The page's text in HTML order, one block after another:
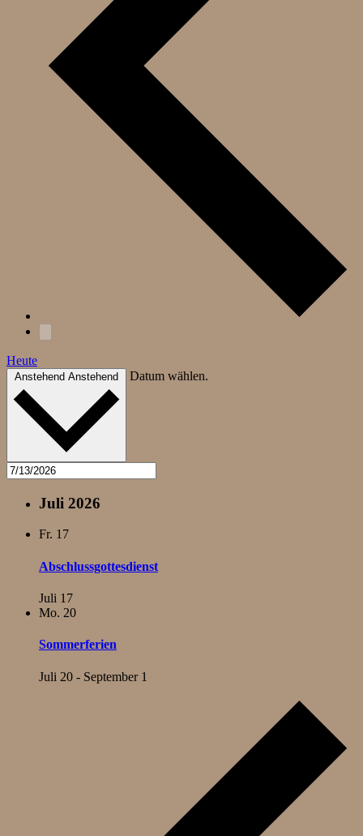
Heute
Anstehend Anstehend Datum wählen.
Juli 2026
Fr. 17
Abschlussgottesdienst
Juli 17
Mo. 20
Sommerferien
Juli 20 - September 1